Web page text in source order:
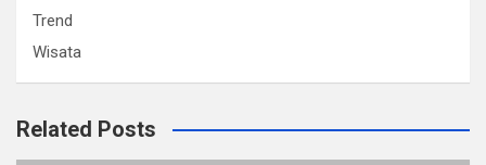
Trend
Wisata
Related Posts